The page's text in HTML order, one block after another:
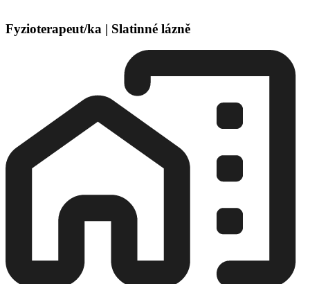
Fyzioterapeut/ka | Slatinné lázně